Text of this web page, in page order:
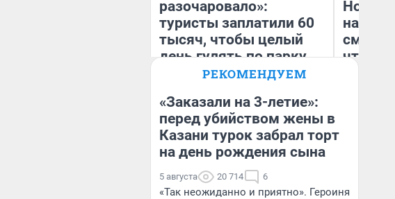
разочаровало»:
туристы заплатили 60
тысяч, чтобы целый
день гулять по парку
Юрского периода и
Яна Шаламова
чтобы
РЕКОМЕНДУЕМ
«Заказали на 3-летие»:
перед убийством жены в
Казани турок забрал торт
на день рождения сына
5 августа 20 714 6
«Так неожиданно и приятно». Героиня